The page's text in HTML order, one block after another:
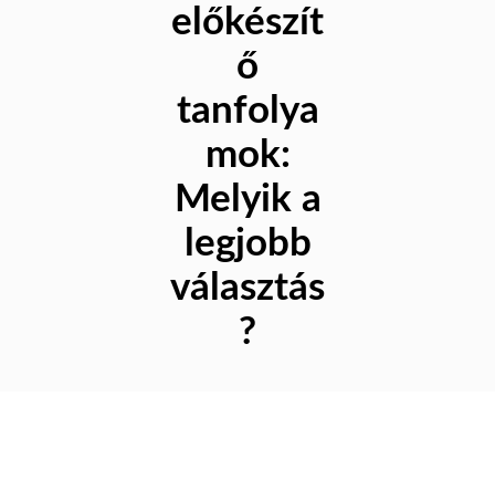
előkészít
ő
tanfolya
mok:
Melyik a
legjobb
választás
?